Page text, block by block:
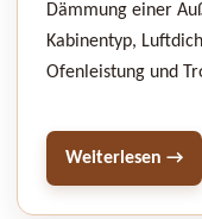
Dämmung einer
Kabinentyp,
Ofenleistung und
Weiterlesen →